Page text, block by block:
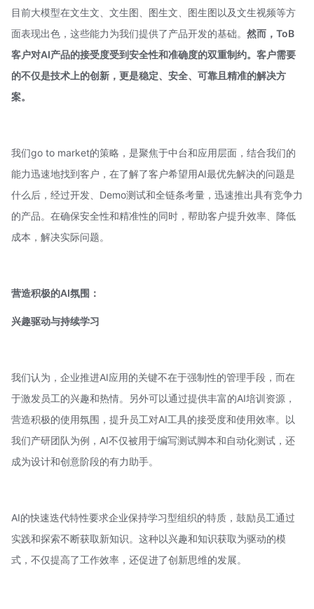
目前大模型在文生文、文生图、图生文、图生图以及文生视频等方
面表现出色，这些能力为我们提供了产品开发的基础。 然而，ToB
客户对AI产品的接受度受到安全性和准确度的双重制约。 客户需要
的不仅是技术上的创新，更是稳定、安全、可靠且精准的解决方
案。
我们go to market的策略，是聚焦于中台和应用层面，结合我们的
能力迅速地找到客户，在了解了客户希望用AI最优先解决的问题是
什么后，经过开发、Demo测试和全链条考量，迅速推出具有竞争力
的产品。在确保安全性和精准性的同时，帮助客户提升效率、降低
成本，解决实际问题。
营造积极的AI氛围：
兴趣驱动与持续学习
我们认为，企业推进AI应用的关键不在于强制性的管理手段，而在
于激发员工的兴趣和热情。另外可以通过提供丰富的AI培训资源，
营造积极的使用氛围，提升员工对AI工具的接受度和使用效率。以
我们产研团队为例，AI不仅被用于编写测试脚本和自动化测试，还
成为设计和创意阶段的有力助手。
AI的快速迭代特性要求企业保持学习型组织的特质，鼓励员工通过
实践和探索不断获取新知识。这种以兴趣和知识获取为驱动的模
式，不仅提高了工作效率，还促进了创新思维的发展。